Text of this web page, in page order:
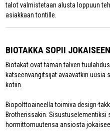
talot valmistetaan alusta loppuun
asiakkaan tontille.
BIOTAKKA SOPII
Biotakat ovat tämän talven
katseenvangitsijat avaavatkin
kotiin.
Biopolttoaineella toimiva design-
Brotherissakin.
hormittomuutensa ansiosta